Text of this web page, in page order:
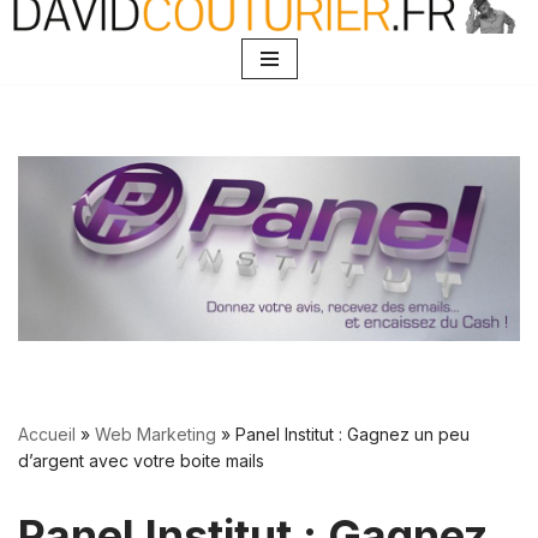
Accueil » Web Marketing » Panel Institut : Gagnez un peu
d’argent avec votre boite mails